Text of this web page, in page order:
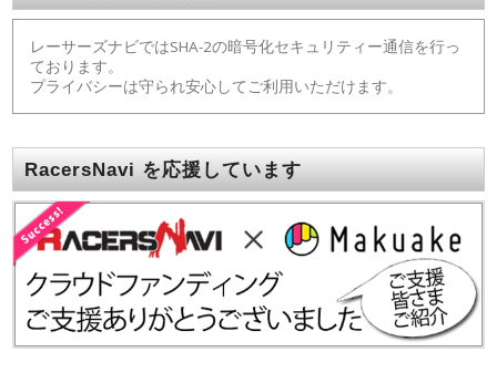
レーサーズナビではSHA-2の暗号化セキュリティー通信を行っ
ております。
プライバシーは守られ安心してご利用いただけます。
RacersNavi を応援しています